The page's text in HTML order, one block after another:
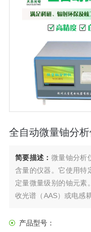
全自动微量铀分析
简要描述： 微量铀分析
含量的仪器。它使用特
定量微量级别的铀元素
收光谱（AAS）或电感
领域，以确定样品中的
产品型号：